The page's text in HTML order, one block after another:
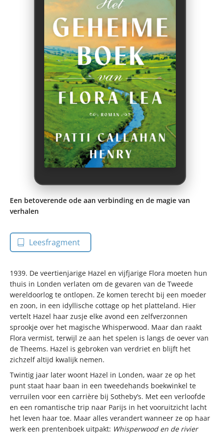
Een betoverende ode aan verbinding en de magie van
verhalen
Leesfragment
1939. De veertienjarige Hazel en vijfjarige Flora moeten hun
thuis in Londen verlaten om de gevaren van de Tweede
wereldoorlog te ontlopen. Ze komen terecht bij een moeder
en zoon, in een idyllische cottage op het platteland. Hier
vertelt Hazel haar zusje elke avond een zelfverzonnen
sprookje over het magische Whisperwood. Maar dan raakt
Flora vermist, terwijl ze aan het spelen is langs de oever van
de Theems. Hazel is gebroken van verdriet en blijft het
zichzelf altijd kwalijk nemen.
Twintig jaar later woont Hazel in Londen, waar ze op het
punt staat haar baan in een tweedehands boekwinkel te
verruilen voor een carrière bij Sotheby’s. Met een verloofde
en een romantische trip naar Parijs in het vooruitzicht lacht
het leven haar toe. Maar alles verandert wanneer ze op haar
werk een prentenboek uitpakt: Whisperwood en de rivier